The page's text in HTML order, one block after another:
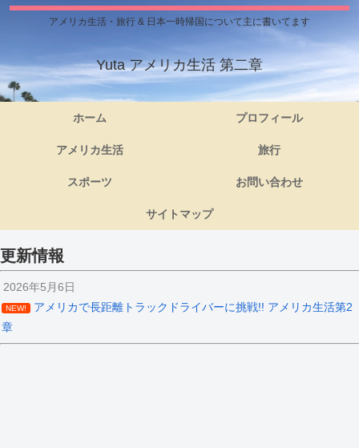
アメリカ生活・旅行 & 日本一時帰国について主に書いてます
Yuta アメリカ生活 第二章
ホーム プロフィール
アメリカ生活 旅行
スポーツ お問い合わせ
サイトマップ
更新情報
2026年5月6日
NEW!
アメリカで長距離トラックドライバーに挑戦!! アメリカ生活第2
章